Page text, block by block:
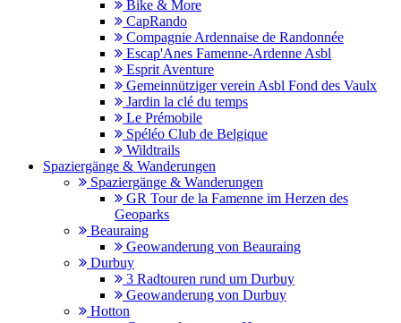
Bike & More
CapRando
Compagnie Ardennaise de Randonnée
Escap'Anes Famenne-Ardenne Asbl
Esprit Aventure
Gemeinnütziger verein Asbl Fond des Vaulx
Jardin la clé du temps
Le Prémobile
Spéléo Club de Belgique
Wildtrails
Spaziergänge & Wanderungen
Spaziergänge & Wanderungen
GR Tour de la Famenne im Herzen des
Geoparks
Beauraing
Geowanderung von Beauraing
Durbuy
3 Radtouren rund um Durbuy
Geowanderung von Durbuy
Hotton